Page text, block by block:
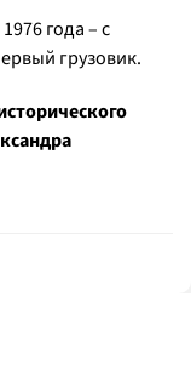
года – с
грузовик.